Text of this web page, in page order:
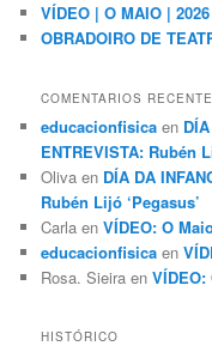
VÍDEO | O MAIO | 2026
OBRADOIRO DE
COMENTARIOS
educacionfisica en
ENTREVISTA: Rubén
Oliva en DÍA DA
Rubén Lijó ‘Pegasus’
Carla enVÍDEO: O
educacionfisica en
Rosa. Sieira enVÍDEO:
HISTÓRICO